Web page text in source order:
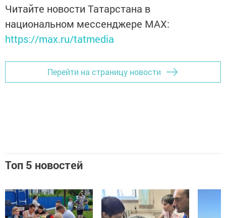
Читайте новости Татарстана в
национальном мессенджере MАХ:
https://max.ru/tatmedia
Перейти на страницу новости
Топ 5 новостей